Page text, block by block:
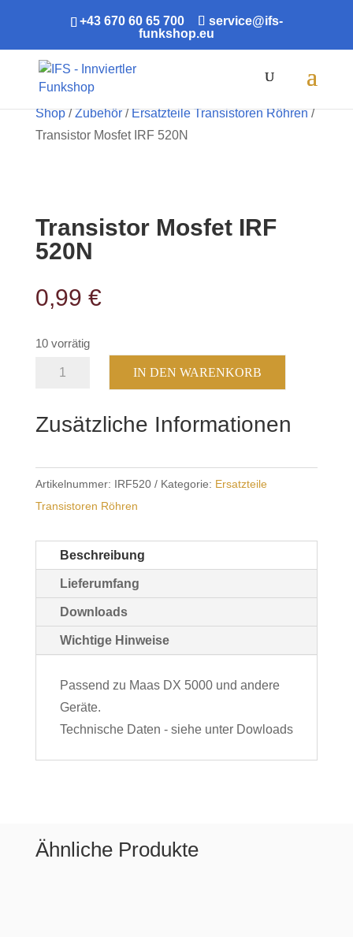
+43 670 60 65 700
service@ifs-
funkshop.eu
Shop/Zubehör/Ersatzteile Transistoren Röhren/
Transistor Mosfet IRF 520N
Transistor Mosfet IRF
520N
0,99 €
10 vorrätig
Transistor
520N
IN DEN WARENKORB
Zusätzliche Informationen
Artikelnummer: IRF520 Kategorie: Ersatzteile
Transistoren Röhren
Beschreibung
Lieferumfang
Downloads
Wichtige Hinweise
Passend zu Maas DX 5000 und andere
Geräte.
Technische Daten - siehe unter Dowloads
Ähnliche Produkte